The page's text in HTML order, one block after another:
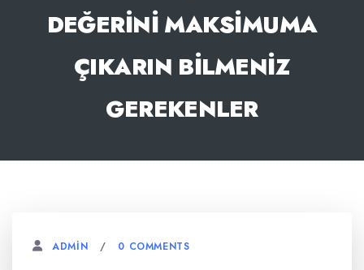
DEĞERINI MAKSIMUMA
ÇIKARIN BILMENIZ
GEREKENLER
ADMIN 0 COMMENTS